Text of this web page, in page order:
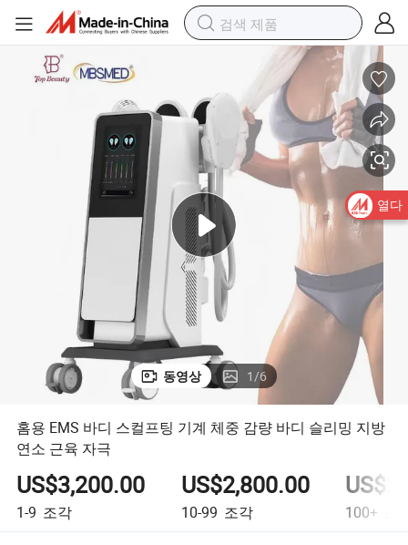
동영상 1/6
홈용 EMS 바디 스컬프팅 기계 체중 감량 바디 슬리밍 지방
연소 근육 자극
US$3,200.00
1-9 조각
US$2,800.00
10-99 조각 100+
열다